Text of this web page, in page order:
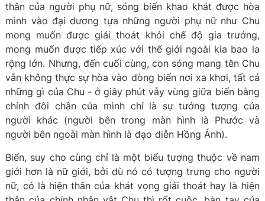
thân của người phụ nữ, sóng biển khao khát được hòa
mình vào đại dương tựa những người phụ nữ như Chu
mong muốn được giải thoát khỏi chế độ gia trưởng,
mong muốn được tiếp xúc với thế giới ngoài kia bao la
rộng lớn. Nhưng, đến cuối cùng, con sóng mang tên Chu
vẫn không thực sự hòa vào dòng biển nơi xa khơi, tất cả
những gì của Chu - ở giây phút vẫy vùng giữa biển bằng
chính đôi chân của mình chỉ là sự tưởng tượng của
người khác (người bên trong màn hình là Phước và
người bên ngoài màn hình là đạo diễn Hồng Ánh).
Biển, suy cho cùng chỉ là một biểu tượng thuộc về nam
giới hơn là nữ giới, bởi dù nó có tượng trưng cho người
nữ, có là hiện thân của khát vọng giải thoát hay là hiện